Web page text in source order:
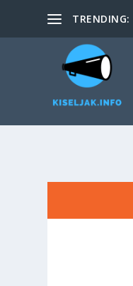
TRENDING: